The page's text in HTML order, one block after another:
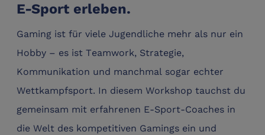
E-Sport erleben.
Gaming ist für viele Jugendliche mehr als nur ein
Hobby – es ist Teamwork, Strategie,
Kommunikation und manchmal sogar echter
Wettkampfsport. In diesem Workshop tauchst du
gemeinsam mit erfahrenen E-Sport-Coaches in
die Welt des kompetitiven Gamings ein und